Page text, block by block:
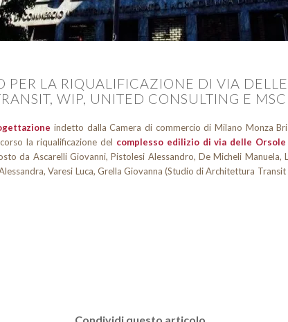
LA RIQUALIFICAZIONE DI VIA
WIP, UNITED CONSULTING E MSC
indetto dalla Camera di commercio di Milano Monza
la riqualificazione del complesso edilizio di via delle
da Ascarelli Giovanni, Pistolesi Alessandro, De Micheli Manuela,
Varesi Luca, Grella Giovanna (Studio di Architettura